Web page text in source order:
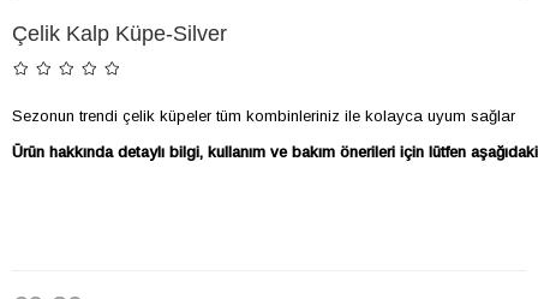
Çelik Kalp Küpe-Silver
Sezonun trendi çelik küpeler tüm kombinleriniz ile kolayca uyum sağlar
Ürün hakkında detaylı bilgi, kullanım ve bakım önerileri için lütfen